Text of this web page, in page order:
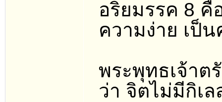
อริยมรรค 8 คื
ความง่าย เป็
พระพุทธเจ้าต
ว่า จิตไม่มีกิเ